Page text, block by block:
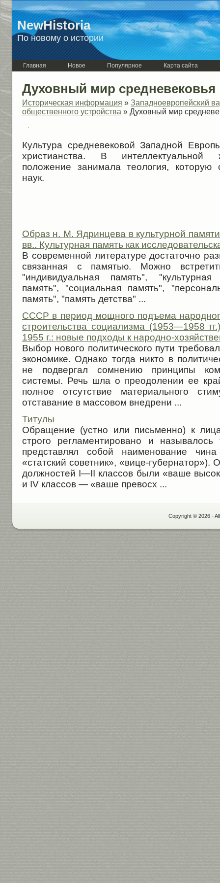
NewHistoria
По новому о истории
Главная Новое Популярное Карта сайта
Духовный мир средневековья
Историческая информация » Западноевропейский
общественного устройства » Духовный мир
Культура средневековой Западной
христианства. В интеллектуальной
положение занимала теоло­гия, которую
наук.
Образ н. М. Ядринцева в культурной
вв.. Культурная память как
В современной литературе достаточно
связанная с памятью. Можно
"индивидуальная память", "культурная
память", "социальная память",
память", "память детства" ...
СССР в период мощного подъема
строительства социализма (1953—1958
1955 г.: новые подходы к народно-
Выбор нового политического пути
экономике. Однако тогда никто в
не подвергал сомнению принципы
системы. Речь шла о преодолении ее
полное отсутствие материального
отставание в массовом внедрени ...
Титулы
Обращение (устно или письменно) к
строго регламентировано и
представлял собой наименование
«статский советник», «вице-
должностей I—II классов были «ваше
и IV классов — «ваше превосх ...
Copyright © 2026 -